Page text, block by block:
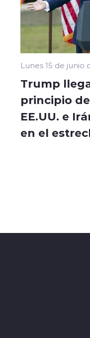
Lunes 15 de junio
Trump
principio
EE.UU. e
en el